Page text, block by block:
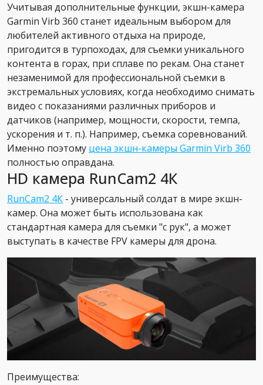
Учитывая дополнительные функции, экшн-камера
Garmin Virb 360 станет идеальным выбором для
любителей активного отдыха на природе,
пригодится в турпоходах, для съемки уникального
контента в горах, при сплаве по рекам. Она станет
незаменимой для профессиональной съемки в
экстремальных условиях, когда необходимо снимать
видео с показаниями различных приборов и
датчиков (например, мощности, скорости, темпа,
ускорения и т. п.). Например, съемка соревнований.
Именно поэтому цена экшн-камеры Garmin Virb 360
полностью оправдана.
HD камера RunCam2 4К
RunCam2 4К - универсальный солдат в мире экшн-
камер. Она может быть использована как
стандартная камера для съемки "с рук", а может
выступать в качестве FPV камеры для дрона.
Преимущества: